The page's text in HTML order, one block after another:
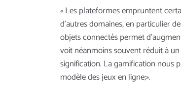
« Les plateformes empruntent
d’autres domaines, en particulier
objets connectés permet
voit néanmoins souvent réduit à
signification. La gamification nous
modèle des jeux en ligne;».